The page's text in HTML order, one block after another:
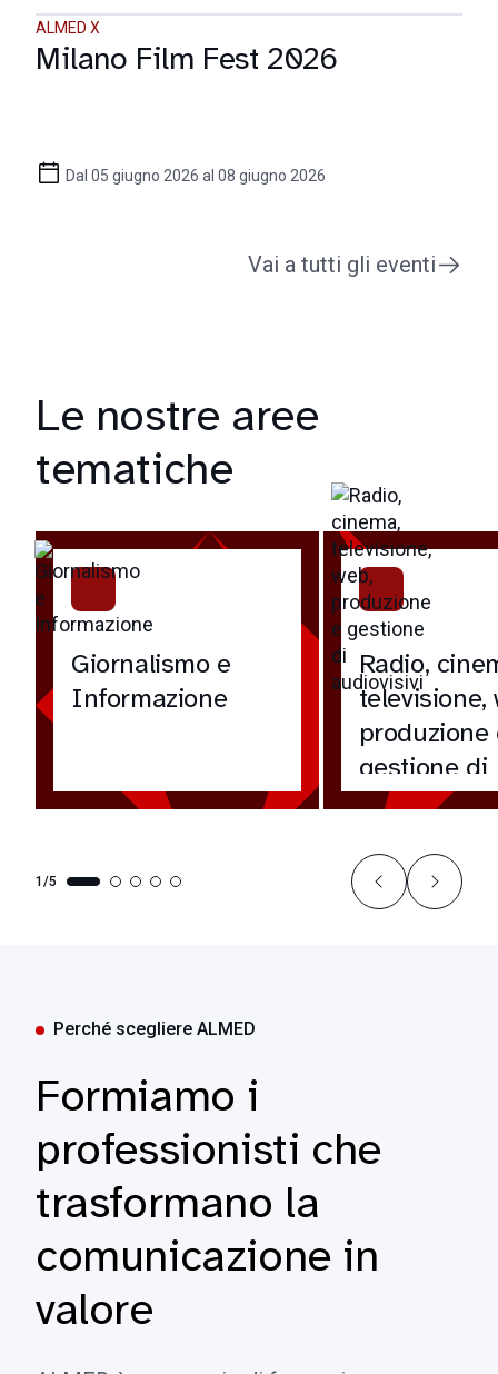
ALMED X
Milano Film Fest 2026
Dal 05 giugno 2026 al 08 giugno 2026
Vai a tutti gli eventi
Le nostre aree
tematiche
Giornalismo e
Informazione
Radio,
televisione,
produzione
gestione di
audiovisivi
1/5
Perché scegliere ALMED
Formiamo i
professionisti che
trasformano la
comunicazione in
valore